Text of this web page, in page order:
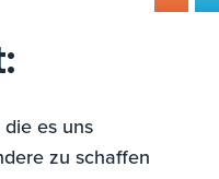
es uns
zu schaffen